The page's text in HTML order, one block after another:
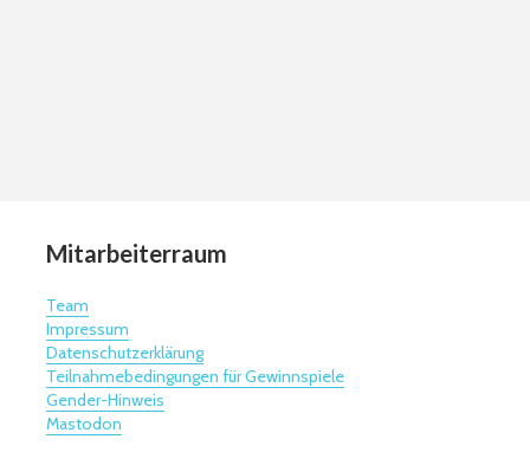
Mitarbeiterraum
Team
Impressum
Datenschutzerklärung
Teilnahmebedingungen für Gewinnspiele
Gender-Hinweis
Mastodon